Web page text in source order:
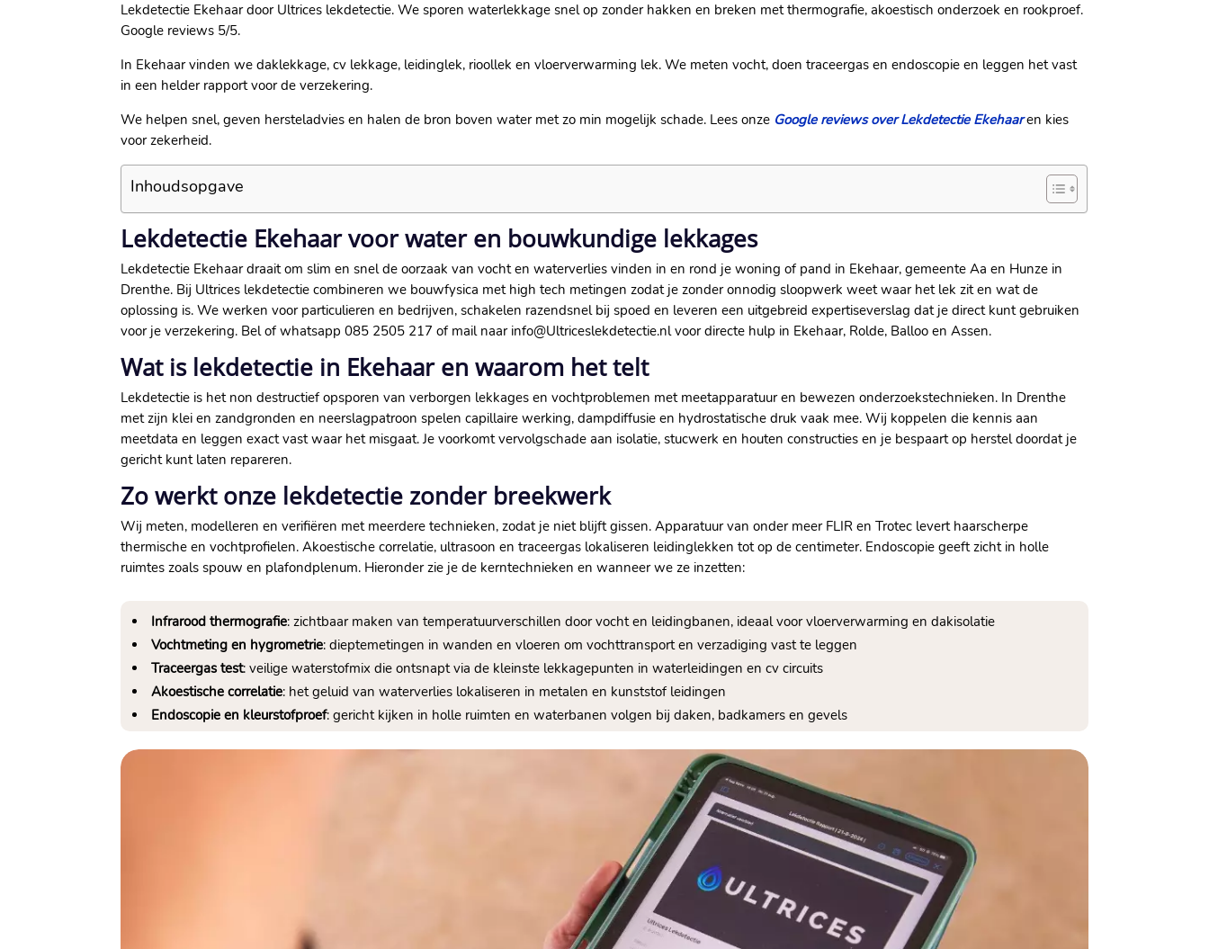
Lekdetectie Ekehaar door Ultrices lekdetectie. We sporen waterlekkage snel op zonder hakken en breken met thermografie, akoestisch onderzoek en rookproef.
Google reviews 5/5.
In Ekehaar vinden we daklekkage, cv lekkage, leidinglek, rioollek en vloerverwarming lek. We meten vocht, doen traceergas en endoscopie en leggen het vast
in een helder rapport voor de verzekering.
We helpen snel, geven hersteladvies en halen de bron boven water met zo min mogelijk schade. Lees onze Google reviews over Lekdetectie Ekehaaren kies
voor zekerheid.
Inhoudsopgave
Lekdetectie Ekehaar voor water en bouwkundige lekkages
Lekdetectie Ekehaar draait om slim en snel de oorzaak van vocht en waterverlies vinden in en rond je woning of pand in Ekehaar, gemeente Aa en Hunze in
Drenthe. Bij Ultrices lekdetectie combineren we bouwfysica met high tech metingen zodat je zonder onnodig sloopwerk weet waar het lek zit en wat de
oplossing is. We werken voor particulieren en bedrijven, schakelen razendsnel bij spoed en leveren een uitgebreid expertiseverslag dat je direct kunt gebruiken
voor je verzekering. Bel of whatsapp 085 2505 217 of mail naar info@Ultriceslekdetectie.nl voor directe hulp in Ekehaar, Rolde, Balloo en Assen.
Wat is lekdetectie in Ekehaar en waarom het telt
Lekdetectie is het non destructief opsporen van verborgen lekkages en vochtproblemen met meetapparatuur en bewezen onderzoekstechnieken. In Drenthe
met zijn klei en zandgronden en neerslagpatroon spelen capillaire werking, dampdiffusie en hydrostatische druk vaak mee. Wij koppelen die kennis aan
meetdata en leggen exact vast waar het misgaat. Je voorkomt vervolgschade aan isolatie, stucwerk en houten constructies en je bespaart op herstel doordat je
gericht kunt laten repareren.
Zo werkt onze lekdetectie zonder breekwerk
Wij meten, modelleren en verifiëren met meerdere technieken, zodat je niet blijft gissen. Apparatuur van onder meer FLIR en Trotec levert haarscherpe
thermische en vochtprofielen. Akoestische correlatie, ultrasoon en traceergas lokaliseren leidinglekken tot op de centimeter. Endoscopie geeft zicht in holle
ruimtes zoals spouw en plafondplenum. Hieronder zie je de kerntechnieken en wanneer we ze inzetten:
Infrarood thermografie: zichtbaar maken van temperatuurverschillen door vocht en leidingbanen, ideaal voor vloerverwarming en dakisolatie
Vochtmeting en hygrometrie: dieptemetingen in wanden en vloeren om vochttransport en verzadiging vast te leggen
Traceergas test: veilige waterstofmix die ontsnapt via de kleinste lekkagepunten in waterleidingen en cv circuits
Akoestische correlatie: het geluid van waterverlies lokaliseren in metalen en kunststof leidingen
Endoscopie en kleurstofproef: gericht kijken in holle ruimten en waterbanen volgen bij daken, badkamers en gevels